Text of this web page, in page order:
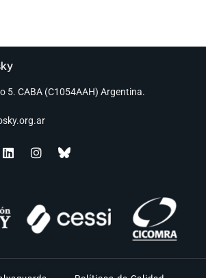
5. CABA (C1054AAH) Argentina.